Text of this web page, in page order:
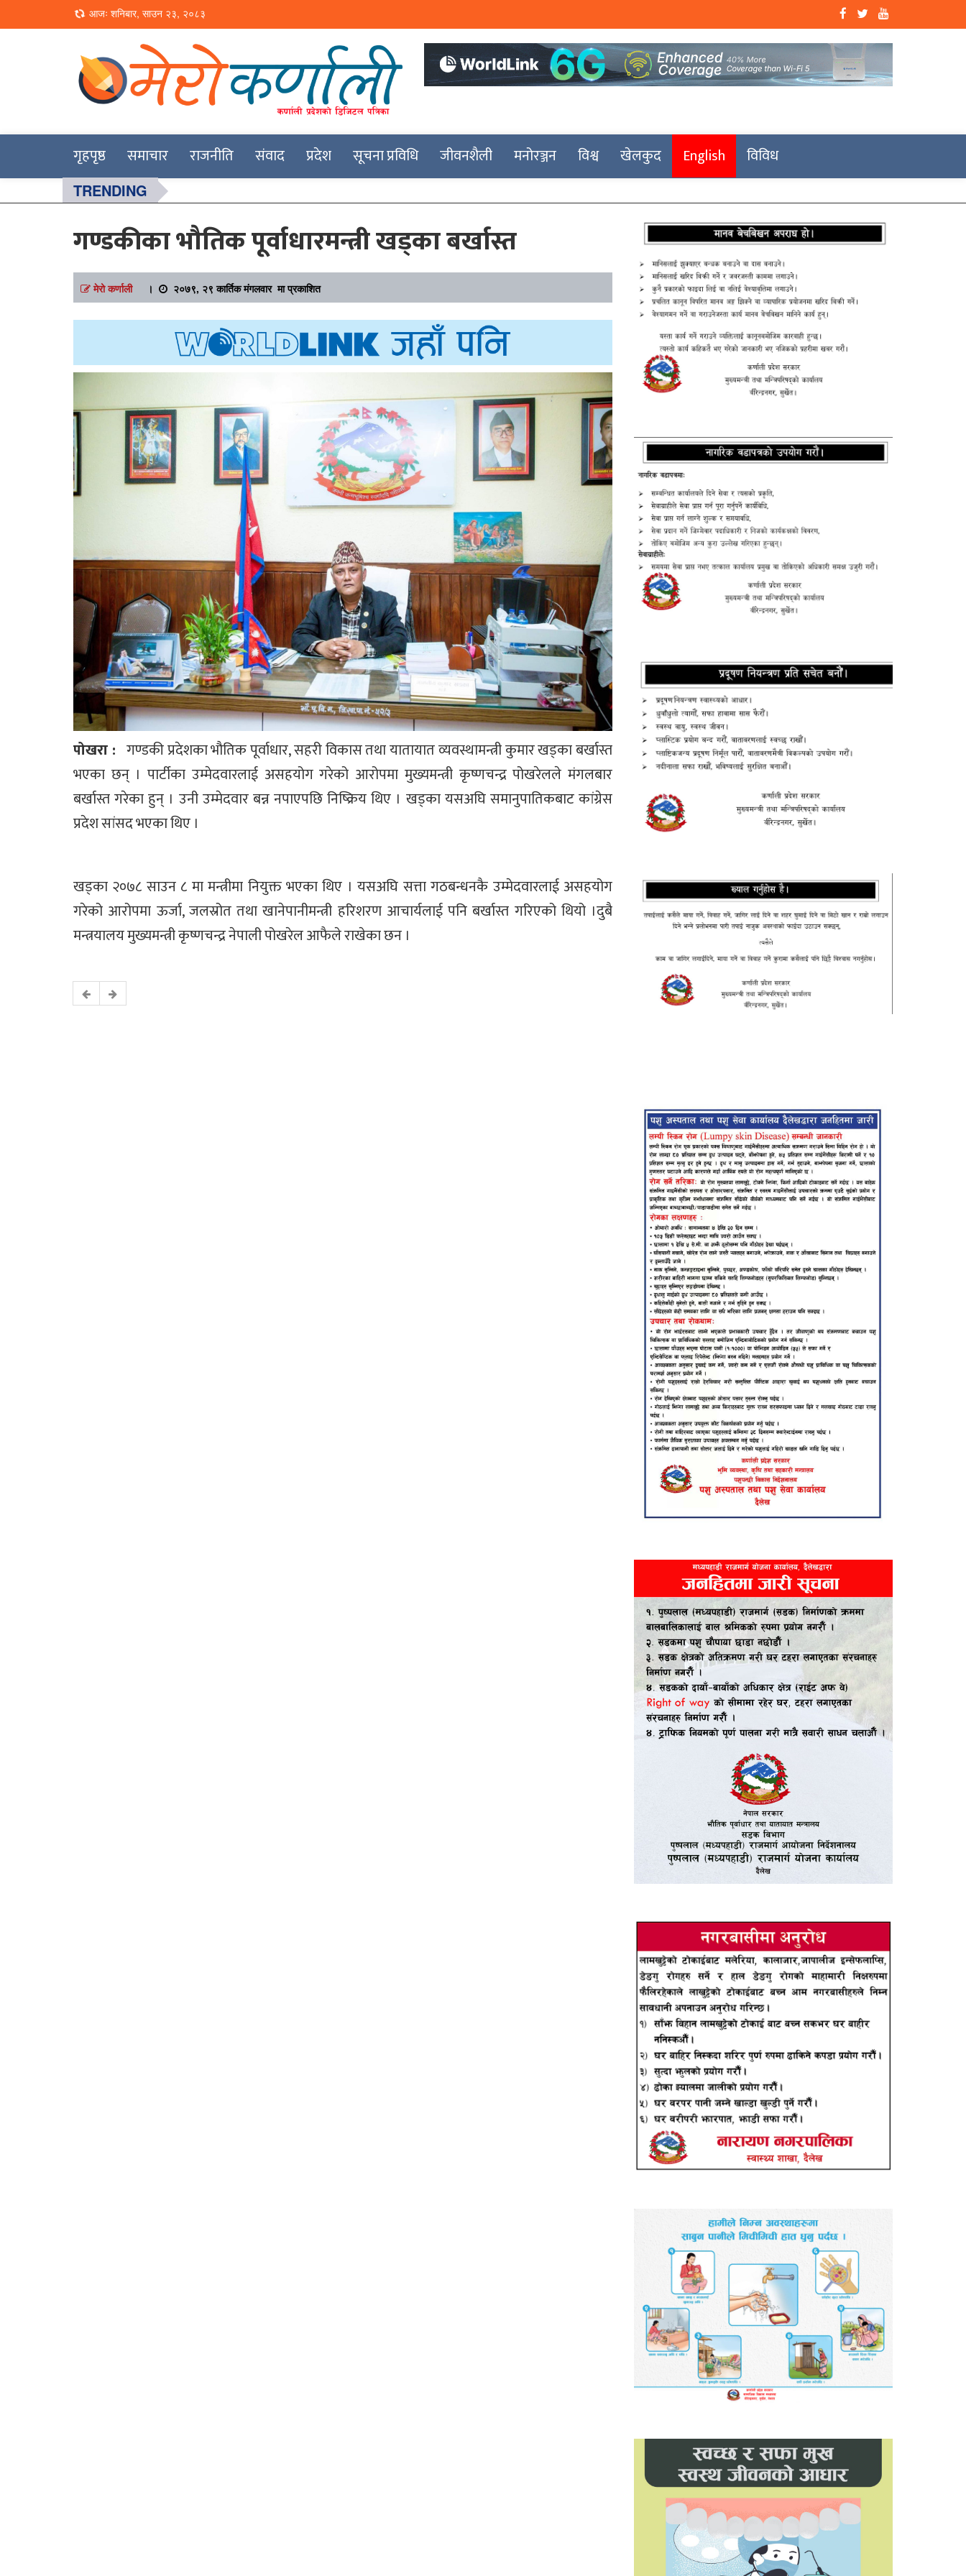
Loading...
आजः शनिबार, साउन २३, २०८३
Merokarnali
गृहपृष्ठ समाचार राजनीति संवाद प्रदेश सूचना प्रविधि जीवनशैली मनोरञ्जन विश्व खेलकुद English विविध
TRENDING
गण्डकीका भौतिक पूर्वाधारमन्त्री खड्का बर्खास्त
मेरो कर्णाली। २०७९, २९ कार्तिक मंगलवार मा प्रकाशित
पोखरा : गण्डकी प्रदेशका भौतिक पूर्वाधार, सहरी विकास तथा यातायात व्यवस्थामन्त्री कुमार खड्का बर्खास्त
भएका छन् । पार्टीका उम्मेदवारलाई असहयोग गरेको आरोपमा मुख्यमन्त्री कृष्णचन्द्र पोखरेलले मंगलबार
बर्खास्त गरेका हुन् । उनी उम्मेदवार बन्न नपाएपछि निष्क्रिय थिए । खड्का यसअघि समानुपातिकबाट कांग्रेस
प्रदेश सांसद भएका थिए ।
खड्का २०७८ साउन ८ मा मन्त्रीमा नियुक्त भएका थिए । यसअघि सत्ता गठबन्धनकै उम्मेदवारलाई असहयोग
गरेको आरोपमा ऊर्जा, जलस्रोत तथा खानेपानीमन्त्री हरिशरण आचार्यलाई पनि बर्खास्त गरिएको थियो ।दुबै
मन्त्रयालय मुख्यमन्त्री कृष्णचन्द्र नेपाली पोखरेल आफैले राखेका छन ।